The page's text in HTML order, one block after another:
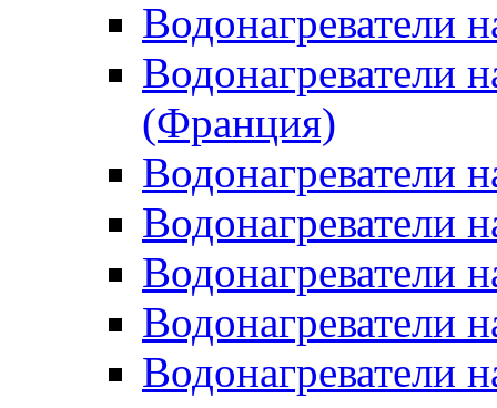
Водонагреватели
Водонагреватели
(Франция)
Водонагреватели
Водонагреватели
Водонагреватели
Водонагреватели
Водонагреватели